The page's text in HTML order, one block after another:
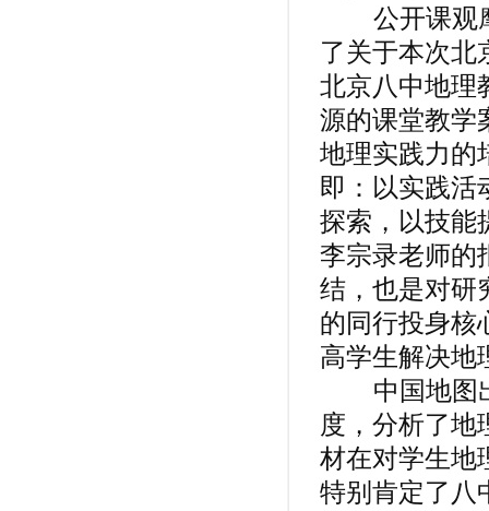
公开课观摩
了关于本次北
北京八中地理
源的课堂教学
地理实践力的
即：以实践活
探索，以技能
李宗录老师的
结，也是对研
的同行投身核
高学生解决地
中国地图出
度，分析了地
材在对学生地
特别肯定了八